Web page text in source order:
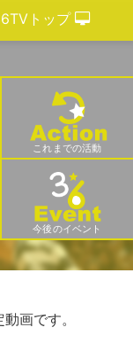
これまでの活動
今後のイベント
画です。
トップ